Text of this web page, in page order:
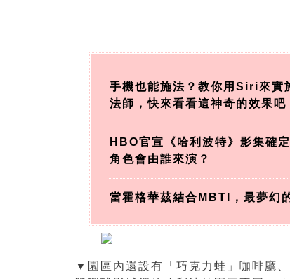
手機也能施法？教你用Siri來實
法師，快來看看這神奇的效果吧
HBO官宣《哈利波特》影集確
角色會由誰來演？
當霍格華茲結合MBTI，最夢幻
▼園區內還設有「巧克力蛙」咖啡廳